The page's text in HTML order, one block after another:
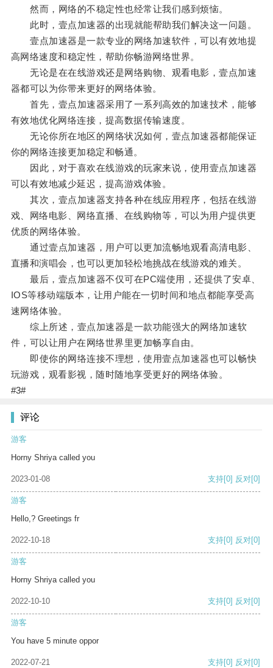
然而，网络的不稳定性也经常让我们感到烦恼。
此时，壹点加速器的出现就能帮助我们解决这一问题。
壹点加速器是一款专业的网络加速软件，可以有效地提
高网络速度和稳定性，帮助你畅游网络世界。
无论是在在线游戏还是网络购物、观看电影，壹点加速
器都可以为你带来更好的网络体验。
首先，壹点加速器采用了一系列高效的加速技术，能够
有效地优化网络连接，提高数据传输速度。
无论你所在地区的网络状况如何，壹点加速器都能保证
你的网络连接更加稳定和畅通。
因此，对于喜欢在线游戏的玩家来说，使用壹点加速器
可以有效地减少延迟，提高游戏体验。
其次，壹点加速器支持各种在线应用程序，包括在线游
戏、网络电影、网络直播、在线购物等，可以为用户提供更
优质的网络体验。
通过壹点加速器，用户可以更加流畅地观看高清电影、
直播和演唱会，也可以更加轻松地挑战在线游戏的难关。
最后，壹点加速器不仅可在PC端使用，还提供了安卓、
IOS等移动端版本，让用户能在一切时间和地点都能享受高
速网络体验。
综上所述，壹点加速器是一款功能强大的网络加速软
件，可以让用户在网络世界里更加畅享自由。
即使你的网络连接不理想，使用壹点加速器也可以畅快
玩游戏，观看影视，随时随地享受更好的网络体验。
#3#
评论
游客
Horny Shriya called you
2023-01-08 支持[0] 反对[0]
游客
Hello,? Greetings fr
2022-10-18 支持[0] 反对[0]
游客
Horny Shriya called you
2022-10-10 支持[0] 反对[0]
游客
You have 5 minute oppor
2022-07-21 支持[0] 反对[0]